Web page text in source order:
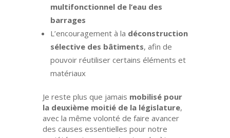
multifonctionnel de l’eau des
barrages
L’encouragement à la déconstruction
sélective des bâtiments, afin de
pouvoir réutiliser certains éléments et
matériaux
Je reste plus que jamais mobilisé pour
la deuxième moitié de la législature,
avec la même volonté de faire avancer
des causes essentielles pour notre